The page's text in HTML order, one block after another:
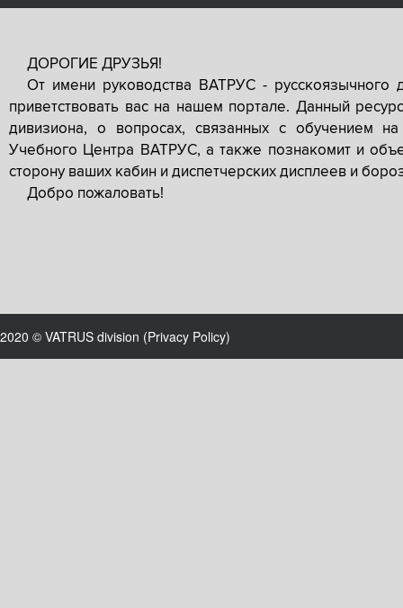
ДОРОГИЕ ДРУЗЬЯ!
От имени руководства ВАТРУС -
приветствовать вас на нашем портале. Данный
дивизиона, о вопросах, связанных с обучением
Учебного Центра ВАТРУС, а также познакомит и
сторону ваших кабин и диспетчерских дисплеев и
Добро пожаловать!
2020 © VATRUS division (Privacy Policy)